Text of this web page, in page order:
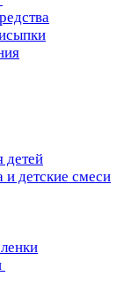
детей
и детские смеси